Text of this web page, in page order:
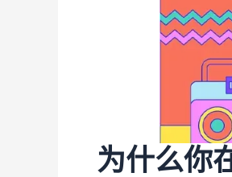
为什么你